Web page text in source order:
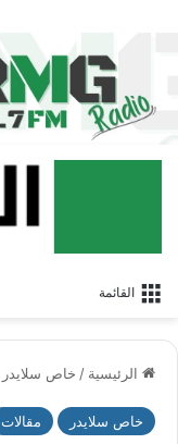
القائمة
الرئيسية / خاص سلايدر
خاص سلايدر مقالات